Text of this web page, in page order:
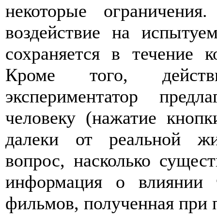
некоторые
воздействие на
сохраняется в течение
Кроме того,
экспериментатор
человеку (нажатие
далеки от реальной
вопрос, насколько
информация о влиянии
фильмов, полученная при